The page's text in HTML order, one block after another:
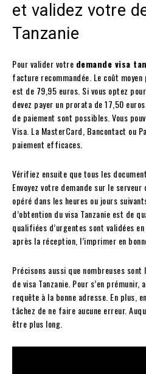
et validez votre
Tanzanie
Pour valider votre demande visa
facture recommandée. Le coût
est de 79,95 euros. Si vous optez
devez payer un prorata de 17,50
de paiement sont possibles. Vous
Visa. La MasterCard, Bancontact ou
paiement efficaces.
Vérifiez ensuite que tous les
Envoyez votre demande sur le
opéré dans les heures ou jours
d’obtention du visa Tanzanie est de
qualifiées d’urgentes sont validées en
après la réception, l’imprimer en
Précisons aussi que nombreuses
de visa Tanzanie. Pour s’en prémunir,
requête à la bonne adresse. En plus,
tâchez de ne faire aucune erreur.
être plus long.